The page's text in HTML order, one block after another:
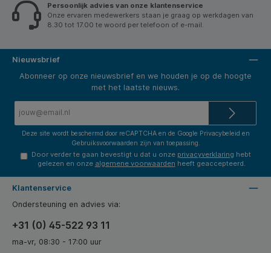
Persoonlijk advies van onze klantenservice
Onze ervaren medewerkers staan je graag op werkdagen van
8.30 tot 17.00 te woord per telefoon of e-mail.
Nieuwsbrief
Abonneer op onze nieuwsbrief en we houden je op de hoogte
met het laatste nieuws.
Deze site wordt beschermd door reCAPTCHA en de Google Privacybeleid en
Gebruiksvoorwaarden zijn van toepassing.
Door verder te gaan bevestigt u dat u onze privacyverklaring hebt
gelezen en onze algemene voorwaarden heeft geaccepteerd.
Klantenservice
Ondersteuning en advies via:
+31 (0) 45-522 93 11
ma-vr, 08:30 - 17:00 uur